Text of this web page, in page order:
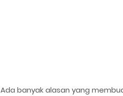
Ada banyak alasan yang